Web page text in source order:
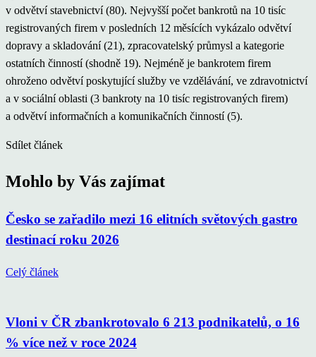
v odvětví stavebnictví (80). Nejvyšší počet bankrotů na 10 tisíc
registrovaných firem v posledních 12 měsících vykázalo odvětví
dopravy a skladování (21), zpracovatelský průmysl a kategorie
ostatních činností (shodně 19). Nejméně je bankrotem firem
ohroženo odvětví poskytující služby ve vzdělávání, ve zdravotnictví
a v sociální oblasti (3 bankroty na 10 tisíc registrovaných firem)
a odvětví informačních a komunikačních činností (5).
Sdílet článek
Mohlo by Vás zajímat
Česko se zařadilo mezi 16 elitních světových gastro
destinací roku 2026
Celý článek
Vloni v ČR zbankrotovalo 6 213 podnikatelů, o 16
% více než v roce 2024